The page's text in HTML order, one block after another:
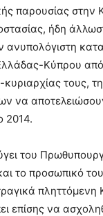
παρουσίας στην
ήδη
ανυπολόγιστη
Κύπρου
τους,
να
2014.
του
το προσωπικό
πληττόμενη
επίσης να